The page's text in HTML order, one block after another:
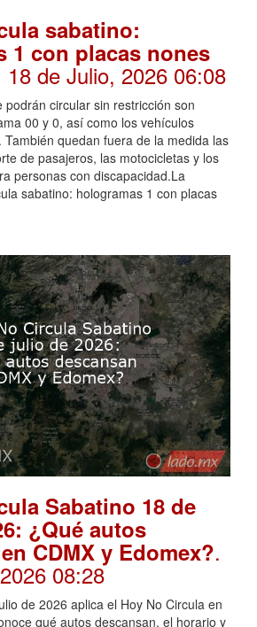
sabatino:
1 con placas nones
18 de Julio, 2026 06:08
podrán circular sin restricción son
00 y 0, así como los vehículos
También quedan fuera de la medida las
de pasajeros, las motocicletas y los
personas con discapacidad.La
sabatino: hologramas 1 con placas
Sabatino 18 de
¿Qué autos
CDMX y Edomex?.
08:28
de 2026 aplica el Hoy No Circula en
qué autos descansan, el horario y